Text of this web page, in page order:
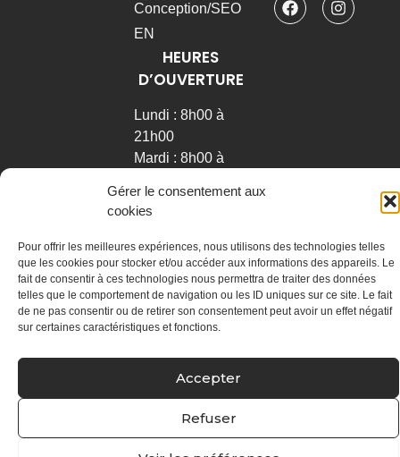
Gérer le consentement aux
cookies
Pour offrir les meilleures expériences, nous utilisons des technologies telles
que les cookies pour stocker et/ou accéder aux informations des appareils. Le
fait de consentir à ces technologies nous permettra de traiter des données
telles que le comportement de navigation ou les ID uniques sur ce site. Le fait
de ne pas consentir ou de retirer son consentement peut avoir un effet négatif
sur certaines caractéristiques et fonctions.
Accepter
Refuser
Conception/SEO
EN
Physiothérapie
générale
sportive
Thérapie
manuelle
Manipulations
articulaires et
Rééducation
posturale
globale
Puncture
physiothérapique
sèches
Thérapie par
radiales
HEURES
D’OUVERTURE
Lundi : 8h00 à
21h00
Mardi : 8h00 à
Mercredi : 8h00 à
Jeudi : 7h30 à
18h30
Vendredi : 7h30 à
16h00